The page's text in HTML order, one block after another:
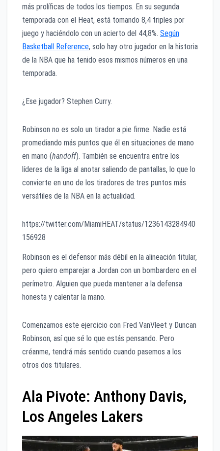
más prolíficas de todos los tiempos. En su segunda
temporada con el Heat, está tomando 8,4 triples por
juego y haciéndolo con un acierto del 44,8%. Según
Basketball Reference, solo hay otro jugador en la historia
de la NBA que ha tenido esos mismos números en una
temporada.
¿Ese jugador? Stephen Curry.
Robinson no es solo un tirador a pie firme. Nadie está
promediando más puntos que él en situaciones de mano
en mano (handoff). También se encuentra entre los
líderes de la liga al anotar saliendo de pantallas, lo que lo
convierte en uno de los tiradores de tres puntos más
versátiles de la NBA en la actualidad.
https://twitter.com/MiamiHEAT/status/1236143284940
156928
Robinson es el defensor más débil en la alineación titular,
pero quiero emparejar a Jordan con un bombardero en el
perímetro. Alguien que pueda mantener a la defensa
honesta y calentar la mano.
Comenzamos este ejercicio con Fred VanVleet y Duncan
Robinson, así que sé lo que estás pensando. Pero
créanme, tendrá más sentido cuando pasemos a los
otros dos titulares.
Ala Pivote: Anthony Davis,
Los Angeles Lakers